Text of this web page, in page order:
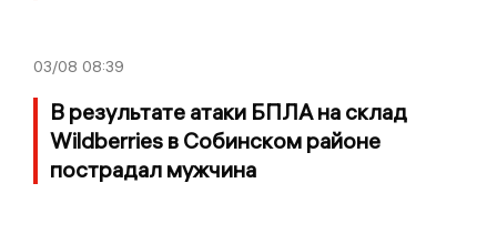
03/08 08:39
В результате атаки БПЛА на склад
Wildberries в Собинском районе
пострадал мужчина